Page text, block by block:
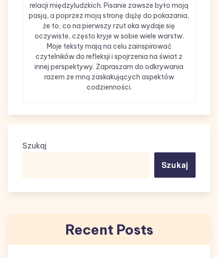
relacji międzyludzkich. Pisanie zawsze było moją
pasją, a poprzez moją stronę dążę do pokazania,
że to, co na pierwszy rzut oka wydaje się
oczywiste, często kryje w sobie wiele warstw.
Moje teksty mają na celu zainspirować
czytelników do refleksji i spojrzenia na świat z
innej perspektywy. Zapraszam do odkrywania
razem ze mną zaskakujących aspektów
codzienności.
Szukaj
Szukaj
Recent Posts